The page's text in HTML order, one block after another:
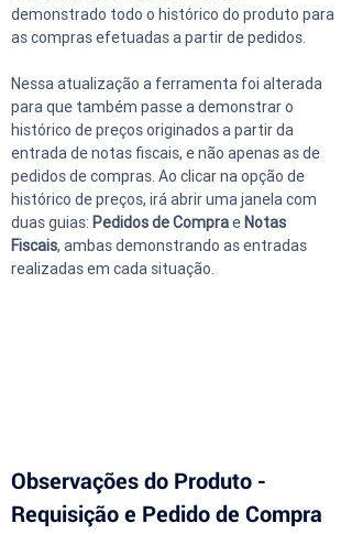
demonstrado todo o histórico do produto para
as compras efetuadas a partir de pedidos.
Nessa atualização a ferramenta foi alterada
para que também passe a demonstrar o
histórico de preços originados a partir da
entrada de notas fiscais, e não apenas as de
pedidos de compras. Ao clicar na opção de
histórico de preços, irá abrir uma janela com
duas guias: Pedidos de Compra e Notas
Fiscais, ambas demonstrando as entradas
realizadas em cada situação.
Observações do Produto -
Requisição e Pedido de Compra